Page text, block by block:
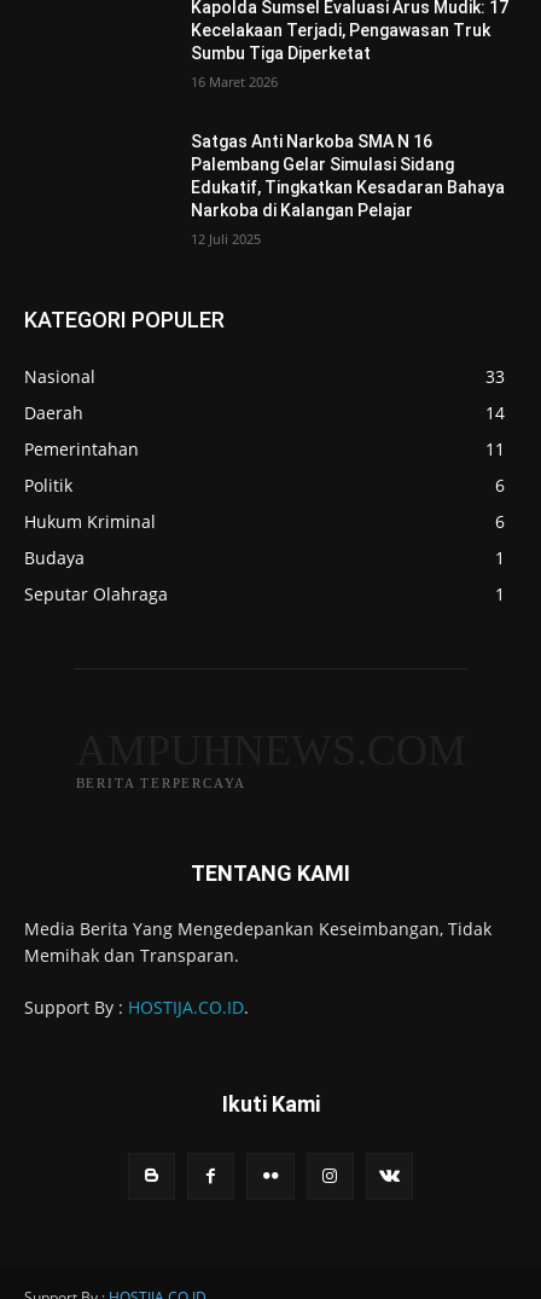
Kapolda Sumsel Evaluasi Arus Mudik: 17
Kecelakaan Terjadi, Pengawasan Truk
Sumbu Tiga Diperketat
16 Maret 2026
Satgas Anti Narkoba SMA N 16
Palembang Gelar Simulasi Sidang
Edukatif, Tingkatkan Kesadaran Bahaya
Narkoba di Kalangan Pelajar
12 Juli 2025
KATEGORI POPULER
Nasional
33
Daerah
14
Pemerintahan
11
Politik
6
Hukum Kriminal
6
Budaya
1
Seputar Olahraga
1
BERITA TERPERCAYA
TENTANG KAMI
Media Berita Yang Mengedepankan Keseimbangan, Tidak
Memihak dan Transparan.
Support By : HOSTIJA.CO.ID.
Ikuti Kami